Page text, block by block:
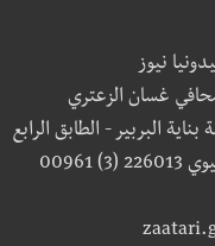
نيوز
غسان الزعتري
البربير - الطابق الرابع